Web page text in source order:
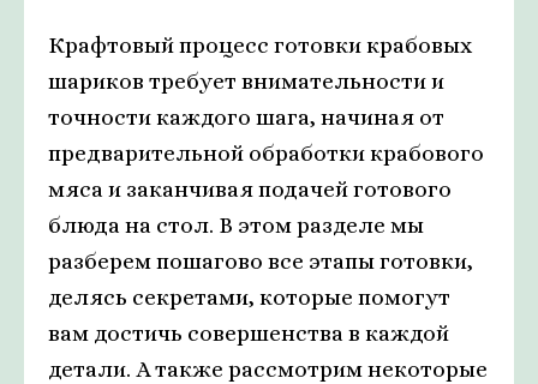
Крафтовый процесс готовки крабовых
шариков требует внимательности и
точности каждого шага, начиная от
предварительной обработки крабового
мяса и заканчивая подачей готового
блюда на стол. В этом разделе мы
разберем пошагово все этапы готовки,
делясь секретами, которые помогут
вам достичь совершенства в каждой
детали. А также рассмотрим некоторые